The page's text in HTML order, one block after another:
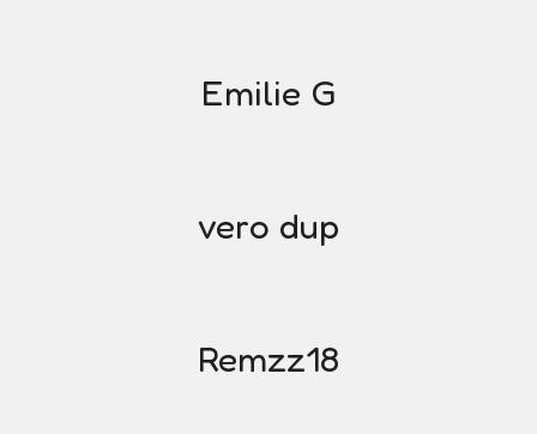
Emilie G
vero dup
Remzz18